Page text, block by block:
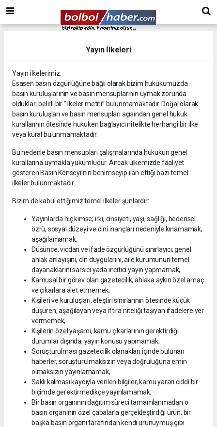
Yayın İlkeleri
Yayın ilkelerimiz.
Esasen basın özgürlüğüne bağlı olarak bizim hukukumuzda
basın kuruluşlarının ve basın mensuplarının uymak zorunda
oldukları belirli bir “ilkeler metni” bulunmamaktadır. Doğal olarak
basın kuruluşları ve basın mensupları açısından genel hukuk
kurallarının ötesinde hukuken bağlayıcı nitelikte herhangi bir ilke
veya kural bulunmamaktadır.
Bu nedenle basın mensupları çalışmalarında hukukun genel
kurallarına uymakla yükümlüdür. Ancak ülkemizde faaliyet
gösteren Basın Konseyi’nin benimseyip ilan ettiği bazı temel
ilkeler bulunmaktadır.
Bizim de kabul ettiğimiz temel ilkeler şunlardır:
Yayınlarda hiç kimse; ırkı, cinsiyeti, yaşı, sağlığı, bedensel
özrü, sosyal düzeyi ve dini inançları nedeniyle kınamamak,
aşağılamamak,
Düşünce, vicdan ve ifade özgürlüğünü sınırlayıcı; genel
ahlak anlayışını, din duygularını, aile kurumunun temel
dayanaklarını sarsıcı yada incitici yayın yapmamak,
Kamusal bir görev olan gazetecilik, ahlaka aykırı özel amaç
ve çıkarlara alet etmemek,
Kişileri ve kuruluşları, eleştiri sınırlarının ötesinde küçük
düşüren, aşağılayan veya iftira niteliği taşıyan ifadelere yer
vermemek,
Kişilerin özel yaşamı, kamu çıkarlarının gerektirdiği
durumlar dışında, yayın konusu yapmamak,
Soruşturulması gazetecilik olanakları içinde bulunan
haberler, soruşturulmaksızın veya doğruluğuna emin
olmaksızın yayınlamamak,
Saklı kalması kaydıyla verilen bilgiler, kamu yararı ciddi bir
biçimde gerektirmedikçe yayınlamamak,
Bir basın organının dağıtım süreci tamamlanmadan o
basın organının özel çabalarla gerçekleştirdiği ürün, bir
başka basın organı tarafından kendi ürünüymüş gibi